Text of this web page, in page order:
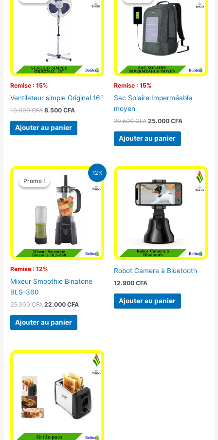
Remise : 15%
Ventilateur simple Original 16″
10.000CFA
était :
10.000 CFA.
8.500CFA
Ajouter au panier
Remise : 15%
Sac Solaire Imperméable
moyen
29.500CFA
était :
29.500 CFA.
25.000 CFA
Ajouter au panier
12%
Promo !
Remise : 12%
Promo !
Mixeur Smoothie Binatone
BLS-360
25.000CFA
Le
prix
initial
était :
25.000 CFA.
22.000CFA
Le
prix
actuel
est :
Ajouter au panier
Robot Camera à Bluetooth
12.900 CFA
Ajouter au panier